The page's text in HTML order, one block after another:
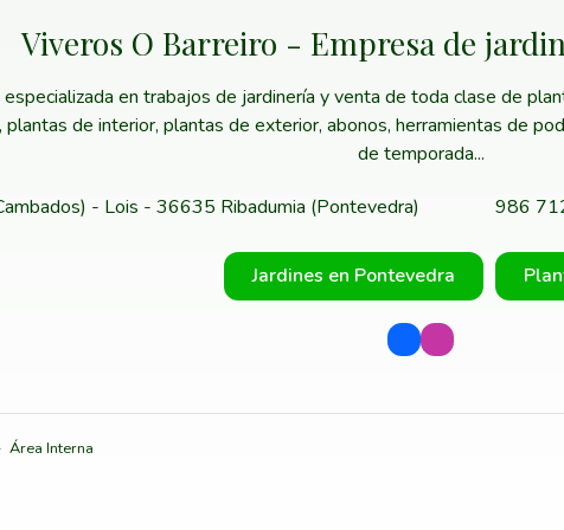
Viveros O Barreiro - Empresa de
en trabajos de jardinería y venta de toda clase de
de interior, plantas de exterior, abonos, herramientas de
de temporada...
- Lois - 36635 Ribadumia (Pontevedra) 986
Jardines en Pontevedra
Área Interna